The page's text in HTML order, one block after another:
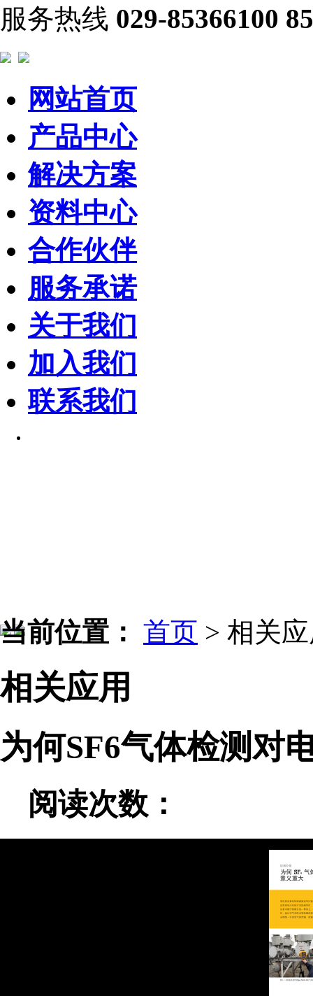
服务热线 029-85366100
网站首页
产品中心
解决方案
资料中心
合作伙伴
服务承诺
关于我们
加入我们
联系我们
当前位置： 首页 > 相关
相关应用
为何SF6气体检测对
阅读次数：